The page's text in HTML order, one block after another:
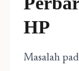
HP
Masalah